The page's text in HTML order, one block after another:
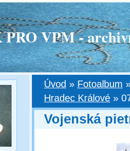
VPM -
Úvod » Fotoalbum
Hradec Králové »
Vojenská